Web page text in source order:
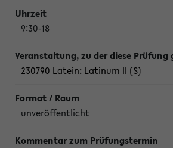
9:30-18
230790 Latein: Latinum II (S)
unveröffentlicht